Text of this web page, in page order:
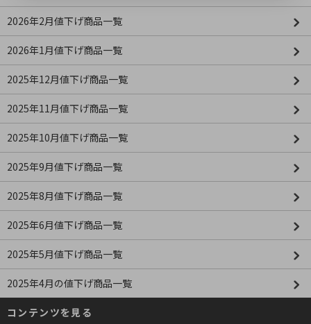
2026年2月値下げ商品一覧
2026年1月値下げ商品一覧
2025年12月値下げ商品一覧
2025年11月値下げ商品一覧
2025年10月値下げ商品一覧
2025年9月値下げ商品一覧
2025年8月値下げ商品一覧
2025年6月値下げ商品一覧
2025年5月値下げ商品一覧
2025年4月の値下げ商品一覧
コンテンツを見る